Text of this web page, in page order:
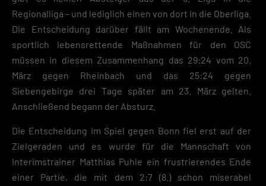
Regionalliga – und lediglich einen von dort in die Oberliga.
Die Entscheidung darüber fällt am Wochenende. Als
sportlich lebensrettende Maßnahmen für den OSC
müssen in diesem Zusammenhang das 29:24 vom 20.
März gegen Rheinbach und das 25:24 gegen
Siebengebirge drei Tage später am 23. März gelten.
Anschließend begann der Absturz.
Die Entscheidung im Spiel gegen Bonn fiel erst auf der
Zielgeraden und es wurde für die Mannschaft von
Interimstrainer Matthias Puhle ein frustrierendes Ende
einer Partie, die mit dem 2:7 (8.) schon miserabel